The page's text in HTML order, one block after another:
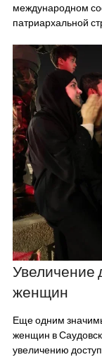
международном
патриархальной
Увеличение
женщин
Еще одним
женщин в
увеличению